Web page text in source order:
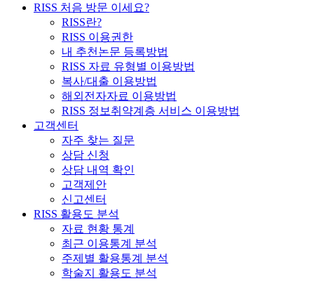
RISS 처음 방문 이세요?
RISS란?
RISS 이용권한
내 추천논문 등록방법
RISS 자료 유형별 이용방법
복사/대출 이용방법
해외전자자료 이용방법
RISS 정보취약계층 서비스 이용방법
고객센터
자주 찾는 질문
상담 신청
상담 내역 확인
고객제안
신고센터
RISS 활용도 분석
자료 현황 통계
최근 이용통계 분석
주제별 활용통계 분석
학술지 활용도 분석